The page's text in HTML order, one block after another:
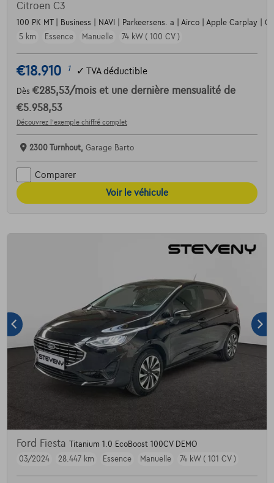
Citroen C3
100 PK MT | Business | NAVI | Parkeersens. a | Airco | Apple Carplay |
5 km
Essence Manuelle 74 kW ( 100 CV )
€18.910 1 ✓ TVA déductible
Dès €285,53/mois et une dernière mensualité de
€5.958,53
Découvrez l’exemple chiffré complet
2300 Turnhout, Garage Barto
Comparer
Voir le véhicule
Ford Fiesta Titanium 1.0 EcoBoost 100CV DEMO
03/2024
28.447 km Essence Manuelle 74 kW ( 101 CV )